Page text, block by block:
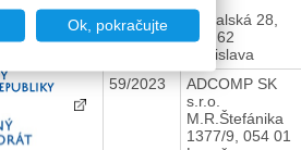
Bajkalská 28,
817 62
Bratislava
59/2023
ADCOMP SK
s.r.o.
M.R.Štefánika
1377/9, 054 01
Ok, pokračujte